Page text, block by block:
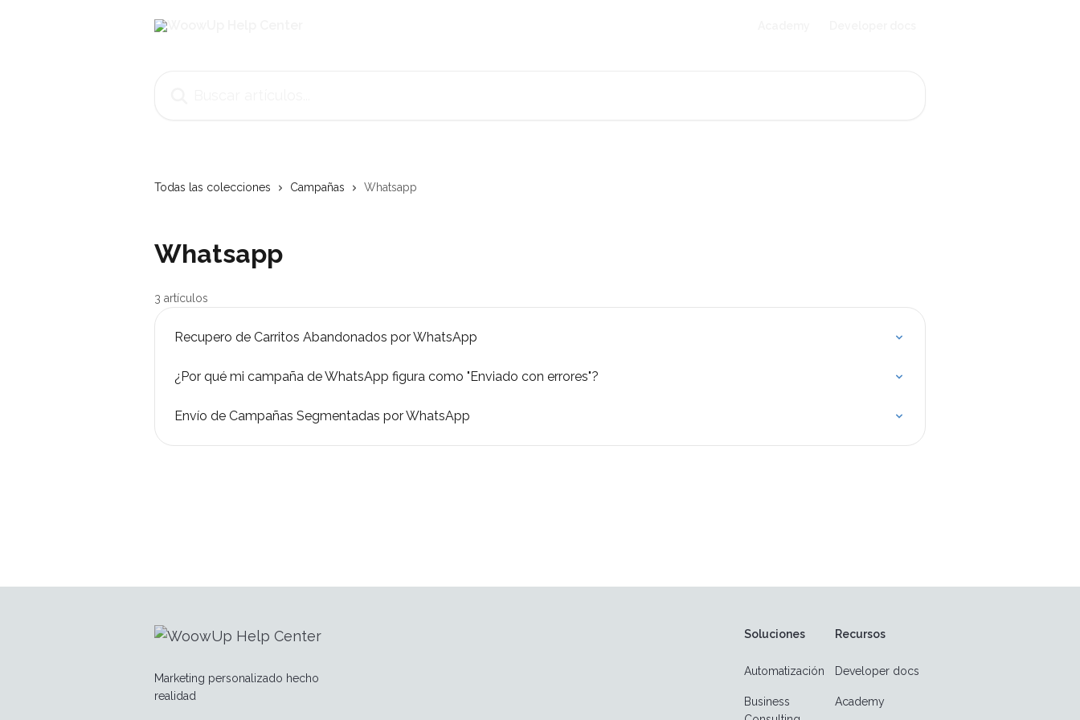
Todas las colecciones Campañas Whatsapp
Whatsapp
3 artículos
Recupero de Carritos Abandonados por WhatsApp
¿Por qué mi campaña de WhatsApp figura como "Enviado con errores"?
Envío de Campañas Segmentadas por WhatsApp
Marketing personalizado hecho
realidad
Soluciones
Automatización
Business
Recursos
Developer docs
Academy